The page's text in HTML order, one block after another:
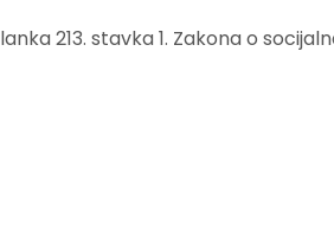
213. stavka 1. Zakona o